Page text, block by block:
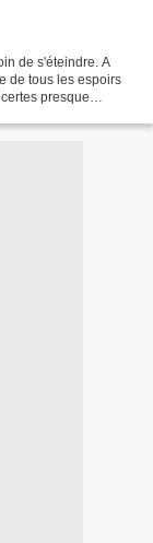
de s'éteindre. A
de tous les espoirs
presque